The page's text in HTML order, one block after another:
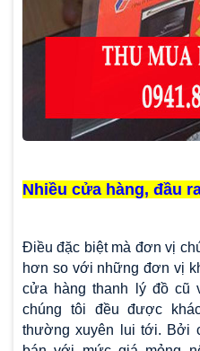
Nhiều cửa hàng, đầu
Điều đặc biệt mà đơn vị
hơn so với những đơn vị
cửa hàng thanh lý đồ cũ
chúng tôi đều được
thường xuyên lui tới. Bởi